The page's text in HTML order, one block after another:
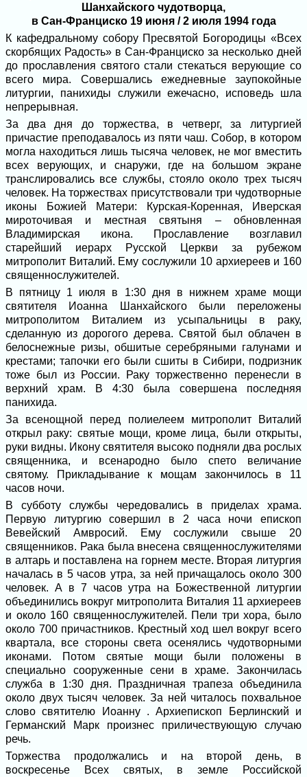
Шанхайского чудотворца,
в Сан-Франциско 19 июня / 2 июля 1994 года
К кафедральному собору Пресвятой Богородицы «Всех
скорбящих Радость» в Сан-Франциско за несколько дней
до прославления святого стали стекаться верующие со
всего мира. Совершались ежедневные заупокойные
литургии, панихиды служили ежечасно, исповедь шла
непрерывная.
За два дня до торжества, в четверг, за литургией
причастие преподавалось из пяти чаш. Собор, в котором
могла находиться лишь тысяча человек, не мог вместить
всех верующих, и снаружи, где на большом экране
транслировались все службы, стояло около трех тысяч
человек. На торжествах присутствовали три чудотворные
иконы Божией Матери: Курская-Коренная, Иверская
мироточивая и местная святыня – обновленная
Владимирская икона. Прославление возглавил
старейший иерарх Русской Церкви за рубежом
митрополит Виталий. Ему сослужили 10 архиереев и 160
священнослужителей.
В пятницу 1 июля в 1:30 дня в нижнем храме мощи
святителя Иоанна Шанхайского были переложены
митрополитом Виталием из усыпальницы в раку,
сделанную из дорогого дерева. Святой был облачен в
белоснежные ризы, обшитые серебряными галунами и
крестами; тапочки его были сшиты в Сибири, подризник
тоже был из России. Раку торжественно перенесли в
верхний храм. В 4:30 была совершена последняя
панихида.
За всенощной перед полиелеем митрополит Виталий
открыл раку: святые мощи, кроме лица, были открыты,
руки видны. Икону святителя высоко подняли два рослых
священника, и всенародно было спето величание
святому. Прикладывание к мощам закончилось в 11
часов ночи.
В субботу службы чередовались в приделах храма.
Первую литургию совершил в 2 часа ночи епископ
Вевейский Амвросий. Ему сослужили свыше 20
священников. Рака была внесена священнослужителями
в алтарь и поставлена на горнем месте. Вторая литургия
началась в 5 часов утра, за ней причащалось около 300
человек. А в 7 часов утра на Божественной литургии
объединились вокруг митрополита Виталия 11 архиереев
и около 160 священнослужителей. Пели три хора, было
около 700 причастников. Крестный ход шел вокруг всего
квартала, все стороны света осенялись чудотворными
иконами. Потом святые мощи были положены в
специально сооруженные сени в храме. Закончилась
служба в 1:30 дня. Праздничная трапеза объединила
около двух тысяч человек. За ней читалось похвальное
слово святителю Иоанну . Архиепископ Берлинский и
Германский Марк произнес приличествующую случаю
речь.
Торжества продолжались и на второй день, в
воскресенье Всех святых, в земле Российской